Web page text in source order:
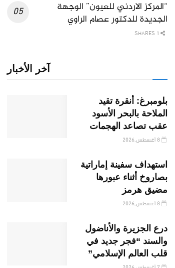
“المركز الاردني للعيون” الوجهة
الجديدة للدكتور عصام الراوي
آخر الأخبار
بلومبرغ: أنقرة تقيد
الملاحة بالبحر الأسود
عقب تصاعد الهجمات
استهداف سفينة إماراتية
بصاروخ أثناء عبورها
مضيق هرمز
درع الجزيرة والأناضول
والسند “فجر جديد في
قلب العالم الإسلامي”